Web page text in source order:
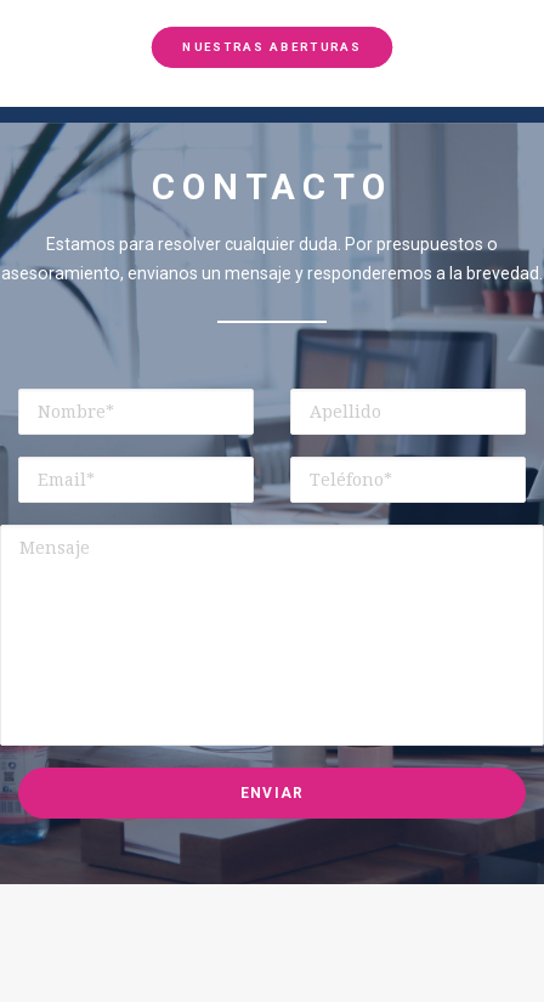
NUESTRAS ABERTURAS
CONTACTO
Estamos para resolver cualquier duda. Por presupuestos o
asesoramiento, envianos un mensaje y responderemos a la brevedad.